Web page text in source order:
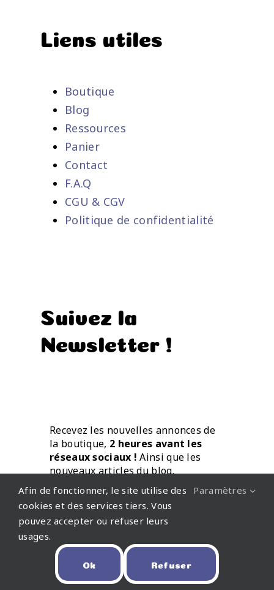
Liens utiles
Boutique
Blog
Ressources
Panier
Contact
F.A.Q
CGU & CGV
Politique de confidentialité
Suivez la
Newsletter !
Recevez les nouvelles annonces de
la boutique, 2 heures avant les
réseaux sociaux ! Ainsi que les
nouveaux articles du blog.
Directement par mail.
Afin de fonctionner, le site utilise des
cookies et des services tiers. Vous
pouvez accepter ou refuser leurs
usages.
Paramètres
Ok Refuser